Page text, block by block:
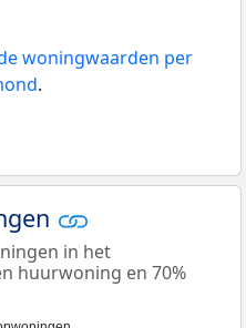
woningwaarden per
.
in het
huurwoning en 70%